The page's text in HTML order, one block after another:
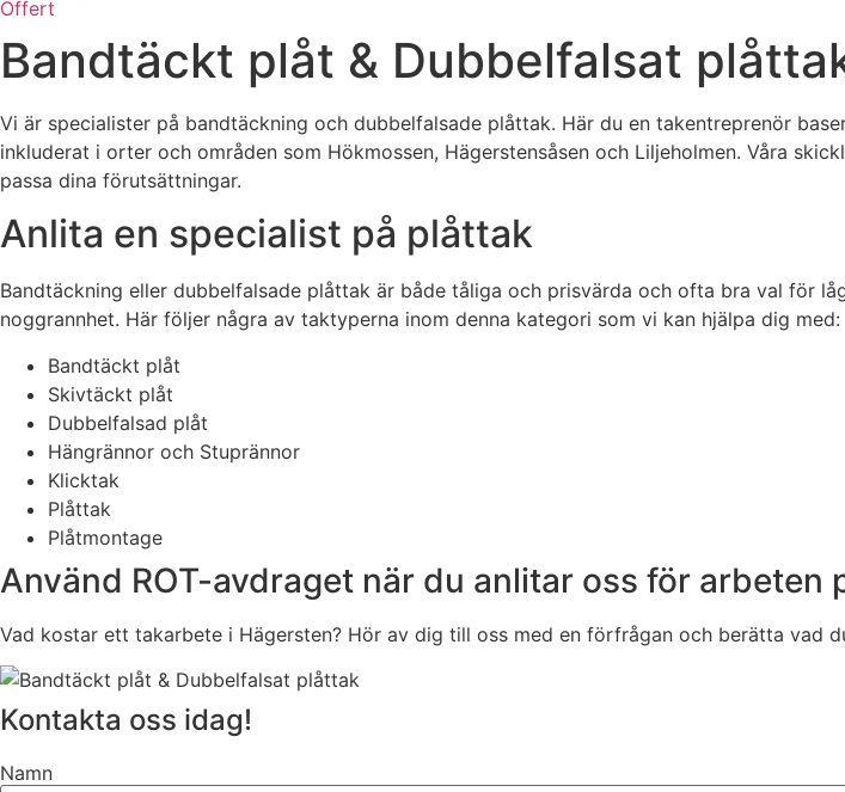
Offert
Bandtäckt plåt & Dubbelfalsat
Vi är specialister på bandtäckning och dubbelfalsade plåttak. Här du en takentreprenör
inkluderat i orter och områden som Hökmossen, Hägerstensåsen och Liljeholmen. Våra
passa dina förutsättningar.
Anlita en specialist på plåttak
Bandtäckning eller dubbelfalsade plåttak är både tåliga och prisvärda och ofta bra val för
noggrannhet. Här följer några av taktyperna inom denna kategori som vi kan hjälpa dig med:
Bandtäckt plåt
Skivtäckt plåt
Dubbelfalsad plåt
Hängrännor och Stuprännor
Klicktak
Plåttak
Plåtmontage
Använd ROT-avdraget när du anlitar oss för arbeten
Vad kostar ett takarbete i Hägersten? Hör av dig till oss med en förfrågan och berätta vad
Kontakta oss idag!
Namn